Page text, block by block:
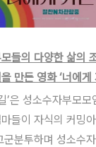
들의 다양한 삶의
만든 영화 ‘너에게
’은 성소수자부모
들이 자식의 커밍
분투하며 성소수